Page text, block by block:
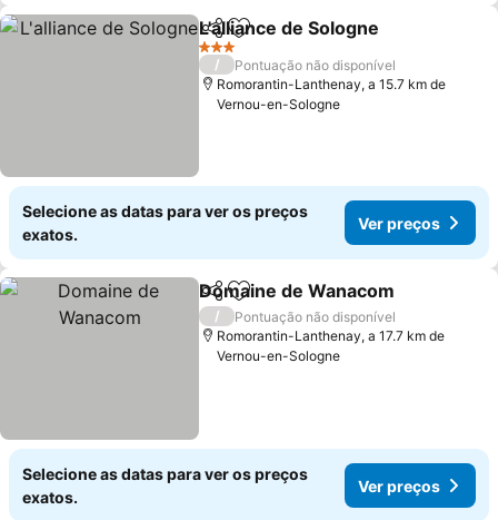
PartilharAdicionar aos favoritos
L'alliance de Sologne
3 Estrelas
/
Pontuação não disponível
Romorantin-Lanthenay, a 15.7 km de
Vernou-en-Sologne
Selecione as datas para ver os preços
exatos.
Ver preços
PartilharAdicionar aos favoritos
Domaine de Wanacom
/
Pontuação não disponível
Romorantin-Lanthenay, a 17.7 km de
Vernou-en-Sologne
Selecione as datas para ver os preços
exatos.
Ver preços